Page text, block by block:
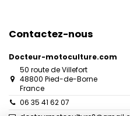
Contactez-nous
Docteur-motoculture.com
50 route de Villefort
48800 Pied-de-Borne
France
06 35 41 62 07